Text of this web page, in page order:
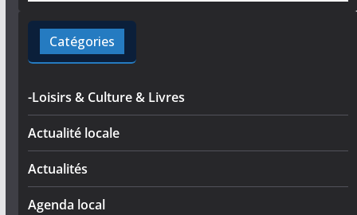
Catégories
-Loisirs & Culture & Livres
Actualité locale
Actualités
Agenda local